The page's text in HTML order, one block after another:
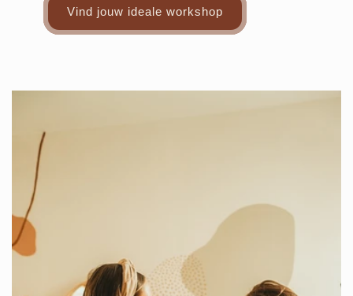
Vind jouw ideale workshop